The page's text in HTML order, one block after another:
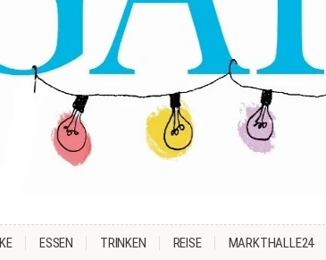
ESSEN TRINKEN REISE MARKTHALLE24